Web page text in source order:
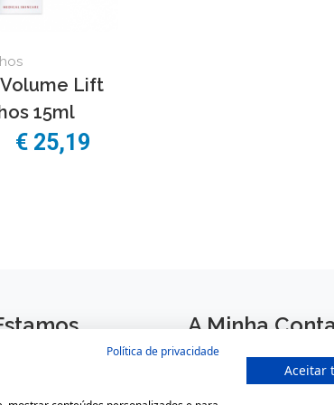
Lift
15ml
€ 25,19
A Minha Conta
Política de privacidade
Aceitar